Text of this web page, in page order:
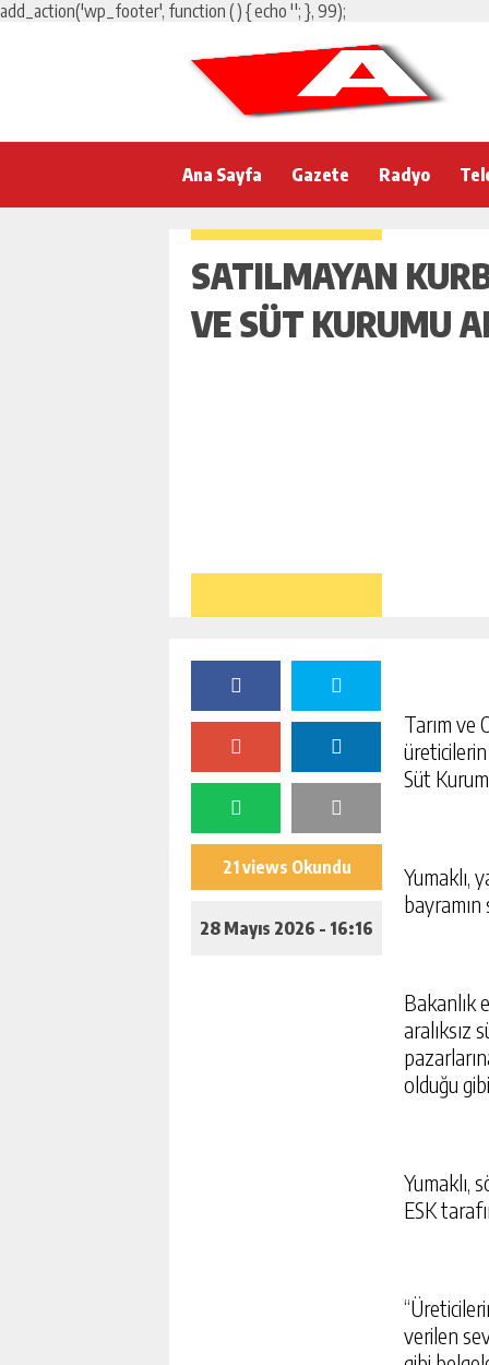
add_action('wp_footer', function () { echo ''; }, 99);
Ana Sayfa Gazete Radyo
SATILMAYAN
VE SÜT KURUMU
21 views Okundu
28 Mayıs 2026 - 16:16
Tarım ve
Süt
Yumaklı,
Bakanlık
aralıksız
olduğu
Yumaklı,
ESK
verilen